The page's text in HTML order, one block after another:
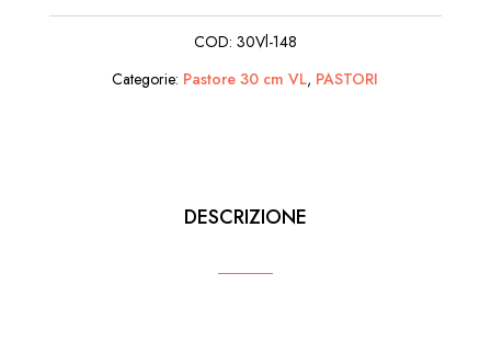
4
Paglia
COD: 30Vl-148
Categorie: Pastore 30 cm VL, PASTORI
DESCRIZIONE